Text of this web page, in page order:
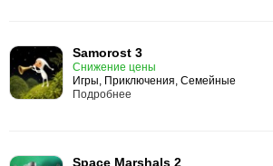
Samorost 3
Снижение цены
Игры, Приключения, Семейные
Подробнее
Space Marshals 2